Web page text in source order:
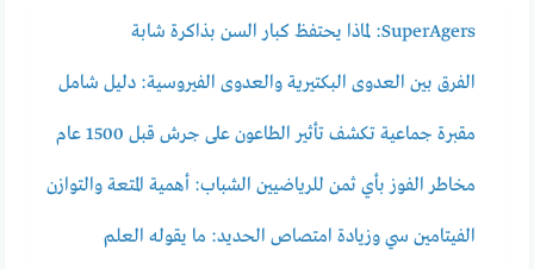
SuperAgers: لماذا يحتفظ كبار السن بذاكرة شابة
الفرق بين العدوى البكتيرية والعدوى الفيروسية: دليل شامل
مقبرة جماعية تكشف تأثير الطاعون على جرش قبل 1500 عام
مخاطر الفوز بأي ثمن للرياضيين الشباب: أهمية المتعة والتوازن
الفيتامين سي وزيادة امتصاص الحديد: ما يقوله العلم